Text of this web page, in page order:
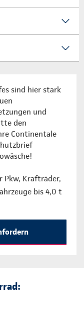
sind hier stark
und
den
Continentale
Pkw, Krafträder,
bis 4,0 t